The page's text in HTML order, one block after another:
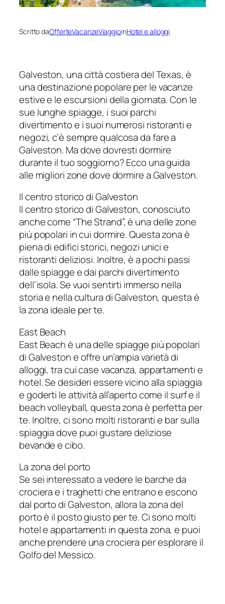
Scritto daOfferteVacanzeViaggioinHotel e alloggi
Galveston, una città costiera del Texas, è
una destinazione popolare per le vacanze
estive e le escursioni della giornata. Con le
sue lunghe spiagge, i suoi parchi
divertimento e i suoi numerosi ristoranti e
negozi, c’è sempre qualcosa da fare a
Galveston. Ma dove dovresti dormire
durante il tuo soggiorno? Ecco una guida
alle migliori zone dove dormire a Galveston.
Il centro storico di Galveston
Il centro storico di Galveston, conosciuto
anche come “The Strand”, è una delle zone
più popolari in cui dormire. Questa zona è
piena di edifici storici, negozi unici e
ristoranti deliziosi. Inoltre, è a pochi passi
dalle spiagge e dai parchi divertimento
dell’isola. Se vuoi sentirti immerso nella
storia e nella cultura di Galveston, questa è
la zona ideale per te.
East Beach
East Beach è una delle spiagge più popolari
di Galveston e offre un’ampia varietà di
alloggi, tra cui case vacanza, appartamenti e
hotel. Se desideri essere vicino alla spiaggia
e goderti le attività all’aperto come il surf e il
beach volleyball, questa zona è perfetta per
te. Inoltre, ci sono molti ristoranti e bar sulla
spiaggia dove puoi gustare deliziose
bevande e cibo.
La zona del porto
Se sei interessato a vedere le barche da
crociera e i traghetti che entrano e escono
dal porto di Galveston, allora la zona del
porto è il posto giusto per te. Ci sono molti
hotel e appartamenti in questa zona, e puoi
anche prendere una crociera per esplorare il
Golfo del Messico.